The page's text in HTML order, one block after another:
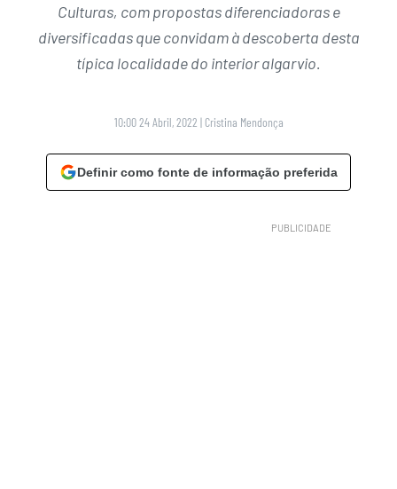
Culturas, com propostas diferenciadoras e
diversificadas que convidam à descoberta desta
típica localidade do interior algarvio.
10:00 24 Abril, 2022 | Cristina Mendonça
Definir como fonte de informação preferida